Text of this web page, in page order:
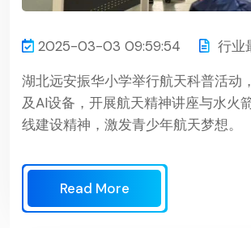
2025-03-03 09:59:54
行业
湖北远安振华小学举行航天科普活动
及AI设备，开展航天精神讲座与水火
线建设精神，激发青少年航天梦想。
Read More